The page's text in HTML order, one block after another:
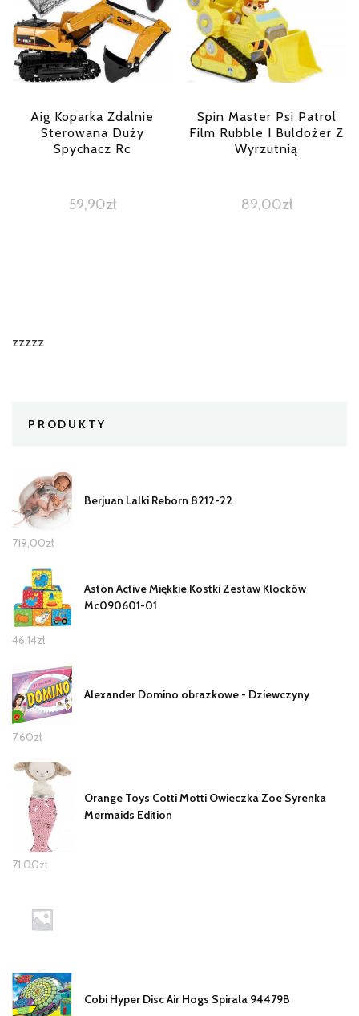
Aig Koparka Zdalnie
Sterowana Duży
Spychacz Rc
59,90zł
Spin Master Psi Patrol
Film Rubble I Buldożer Z
Wyrzutnią
89,00zł
zzzzz
PRODUKTY
Berjuan Lalki Reborn 8212-22
719,00zł
Aston Active Miękkie Kostki Zestaw Klocków
Mc090601-01
46,14zł
Alexander Domino obrazkowe - Dziewczyny
7,60zł
Orange Toys Cotti Motti Owieczka Zoe Syrenka
Mermaids Edition
71,00zł
Cobi Hyper Disc Air Hogs Spirala 94479B